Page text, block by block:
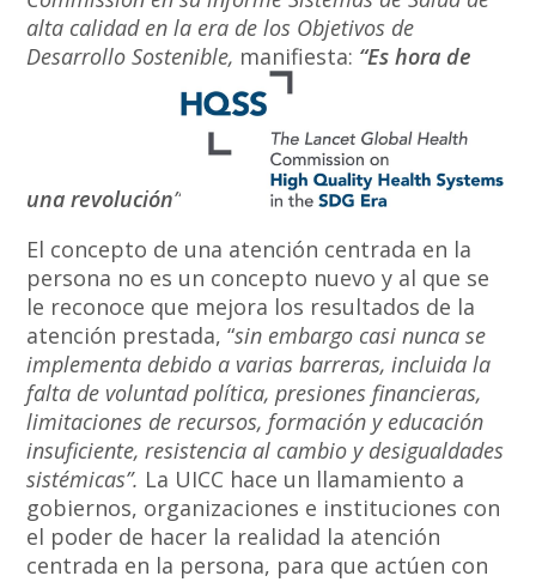
alta calidad en la era de los Objetivos de
Desarrollo Sostenible, manifiesta: “Es hora de
una revolución”
El concepto de una atención centrada en la
persona no es un concepto nuevo y al que se
le reconoce que mejora los resultados de la
atención prestada, “sin embargo casi nunca se
implementa debido a varias barreras, incluida la
falta de voluntad política, presiones financieras,
limitaciones de recursos, formación y educación
insuficiente, resistencia al cambio y desigualdades
sistémicas”. La UICC hace un llamamiento a
gobiernos, organizaciones e instituciones con
el poder de hacer la realidad la atención
centrada en la persona, para que actúen con